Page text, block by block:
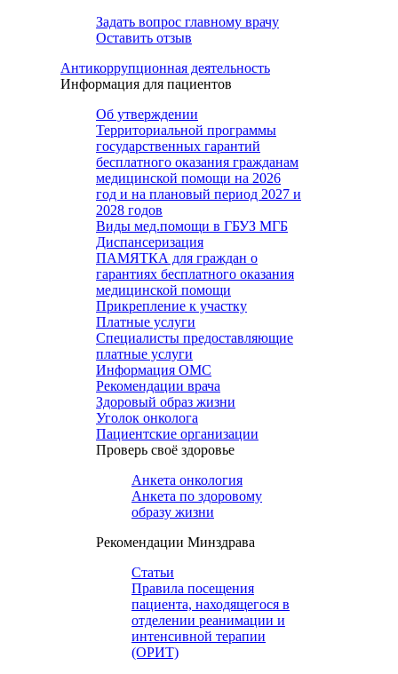
Задать вопрос главному врачу
Оставить отзыв
Антикоррупционная деятельность
Информация для пациентов
Об утверждении
Территориальной программы
государственных гарантий
бесплатного оказания гражданам
медицинской помощи на 2026
год и на плановый период 2027 и
2028 годов
Виды мед.помощи в ГБУЗ МГБ
Диспансеризация
ПАМЯТКА для граждан о
гарантиях бесплатного оказания
медицинской помощи
Прикрепление к участку
Платные услуги
Специалисты предоставляющие
платные услуги
Информация ОМС
Рекомендации врача
Здоровый образ жизни
Уголок онколога
Пациентские организации
Проверь своё здоровье
Анкета онкология
Анкета по здоровому
образу жизни
Рекомендации Минздрава
Статьи
Правила посещения
пациента, находящегося в
отделении реанимации и
интенсивной терапии
(ОРИТ)